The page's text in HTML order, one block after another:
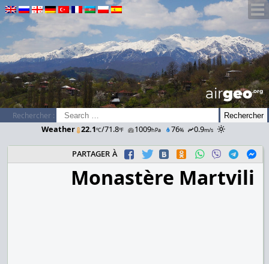
airGEO.oRg
Rechercher :
Weather 22.1ºC/71.8ºF 1009hPa 76% 0.9m/s
partager à
Monastère Martvili